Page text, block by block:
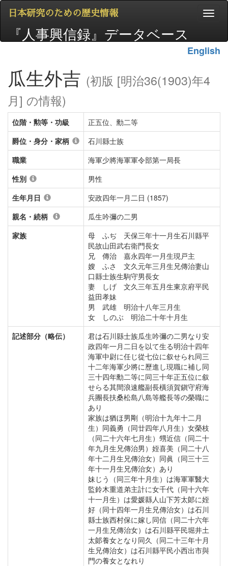
日本研究のための歴史情報
『人事興信録』データベース
English
瓜生外吉 (初版 [明治36(1903)年4
月] の情報)
位階・勲等・功級
正五位、勳二等
爵位・身分・家柄
石川縣士族
職業
海軍少將海軍軍令部第一局長
性別
男性
生年月日
安政四年一月二日 (1857)
親名・続柄
瓜生吟彌の二男
家族
母 ふぢ 天保三年十一月生石川縣平
民故山田武右衛門長女
兄 傳治 嘉永四年一月生現戸主
嫂 ふさ 文久元年三月生兄傳治妻山
口縣士族生駒守男長女
妻 しげ 文久三年五月生東京府平民
益田孝妹
男 武雄 明治十八年三月生
女 しのぶ 明治二十年十月生
記述部分（略伝）
君は石川縣士族瓜生吟彌の二男なり安
政四年一月二日を以て生る明治十四年
海軍中尉に任じ從七位に叙せられ同三
十二年海軍少將に歷進し現職に補し同
三十四年勳二等に同三十年正五位に叙
せらる其間浪速艦副長橫須賀鎭守府海
兵團長扶桑松島八島等艦長等の榮職に
あり
家族は猶ほ男剛（明治十九年十二月
生）同義勇（同廿四年八月生）女榮枝
（同二十六年七月生）甥近信（同二十
年九月生兄傳治男）姪喜美（同二十八
年十二月生兄傳治女）同眞（同三十三
年十一月生兄傳治女）あり
妹じう（同三年十月生）は海軍軍醫大
監鈴木重道弟主計に女千代（同十六年
十一月生）は愛媛縣人山下芳太郞に姪
好（同十四年一月生兄傳治女）は石川
縣士族西村保に嫁し同信（同二十六年
一月生兄傳治女）は石川縣平民堀井土
太郞養女となり同久（同二十三年十月
生兄傳治女）は石川縣平民小西出市與
門の養女となれり